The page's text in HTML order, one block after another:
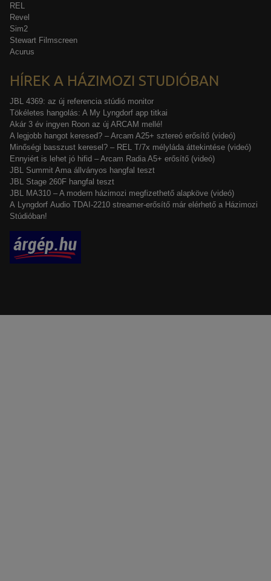
REL
Revel
Sim2
Stewart Filmscreen
Acurus
HÍREK A HÁZIMOZI STUDIÓBAN
JBL 4369: az új referencia stúdió monitor
Tökéletes hangolás: A My Lyngdorf app titkai
Akár 3 év ingyen Roon az új ARCAM mellé!
A legjobb hangot keresed? – Arcam A25+ sztereó erősítő (videó)
Minőségi basszust keresel? – REL T/7x mélyláda áttekintése (videó)
Ennyiért is lehet jó hifid – Arcam Radia A5+ erősítő (videó)
JBL Summit Ama állványos hangfal teszt
JBL Stage 260F hangfal teszt
JBL MA310 – A modern házimozi megfizethető alapköve (videó)
A Lyngdorf Audio TDAI-2210 streamer-erősítő már elérhető a Házimozi
Stúdióban!